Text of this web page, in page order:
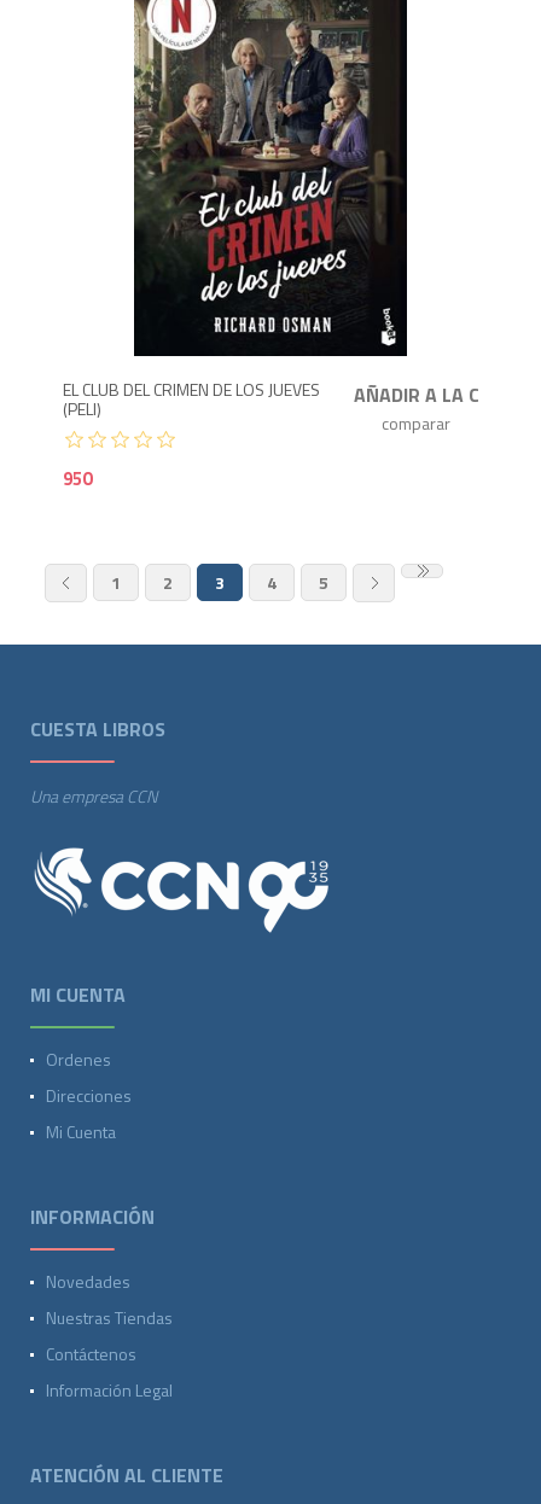
EL CLUB DEL CRIMEN DE LOS JUEVES
(PELI)
950
1 2 3 4 5
CUESTA LIBROS
Una empresa CCN
MI CUENTA
Ordenes
Direcciones
Mi Cuenta
INFORMACIÓN
Novedades
Nuestras Tiendas
Contáctenos
Información Legal
ATENCIÓN AL CLIENTE